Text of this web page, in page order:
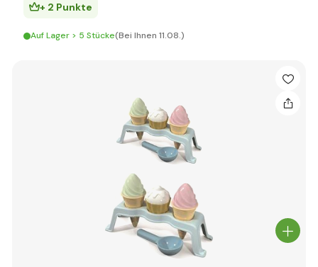
+ 2 Punkte
Auf Lager > 5 Stücke(Bei Ihnen 11.08.)